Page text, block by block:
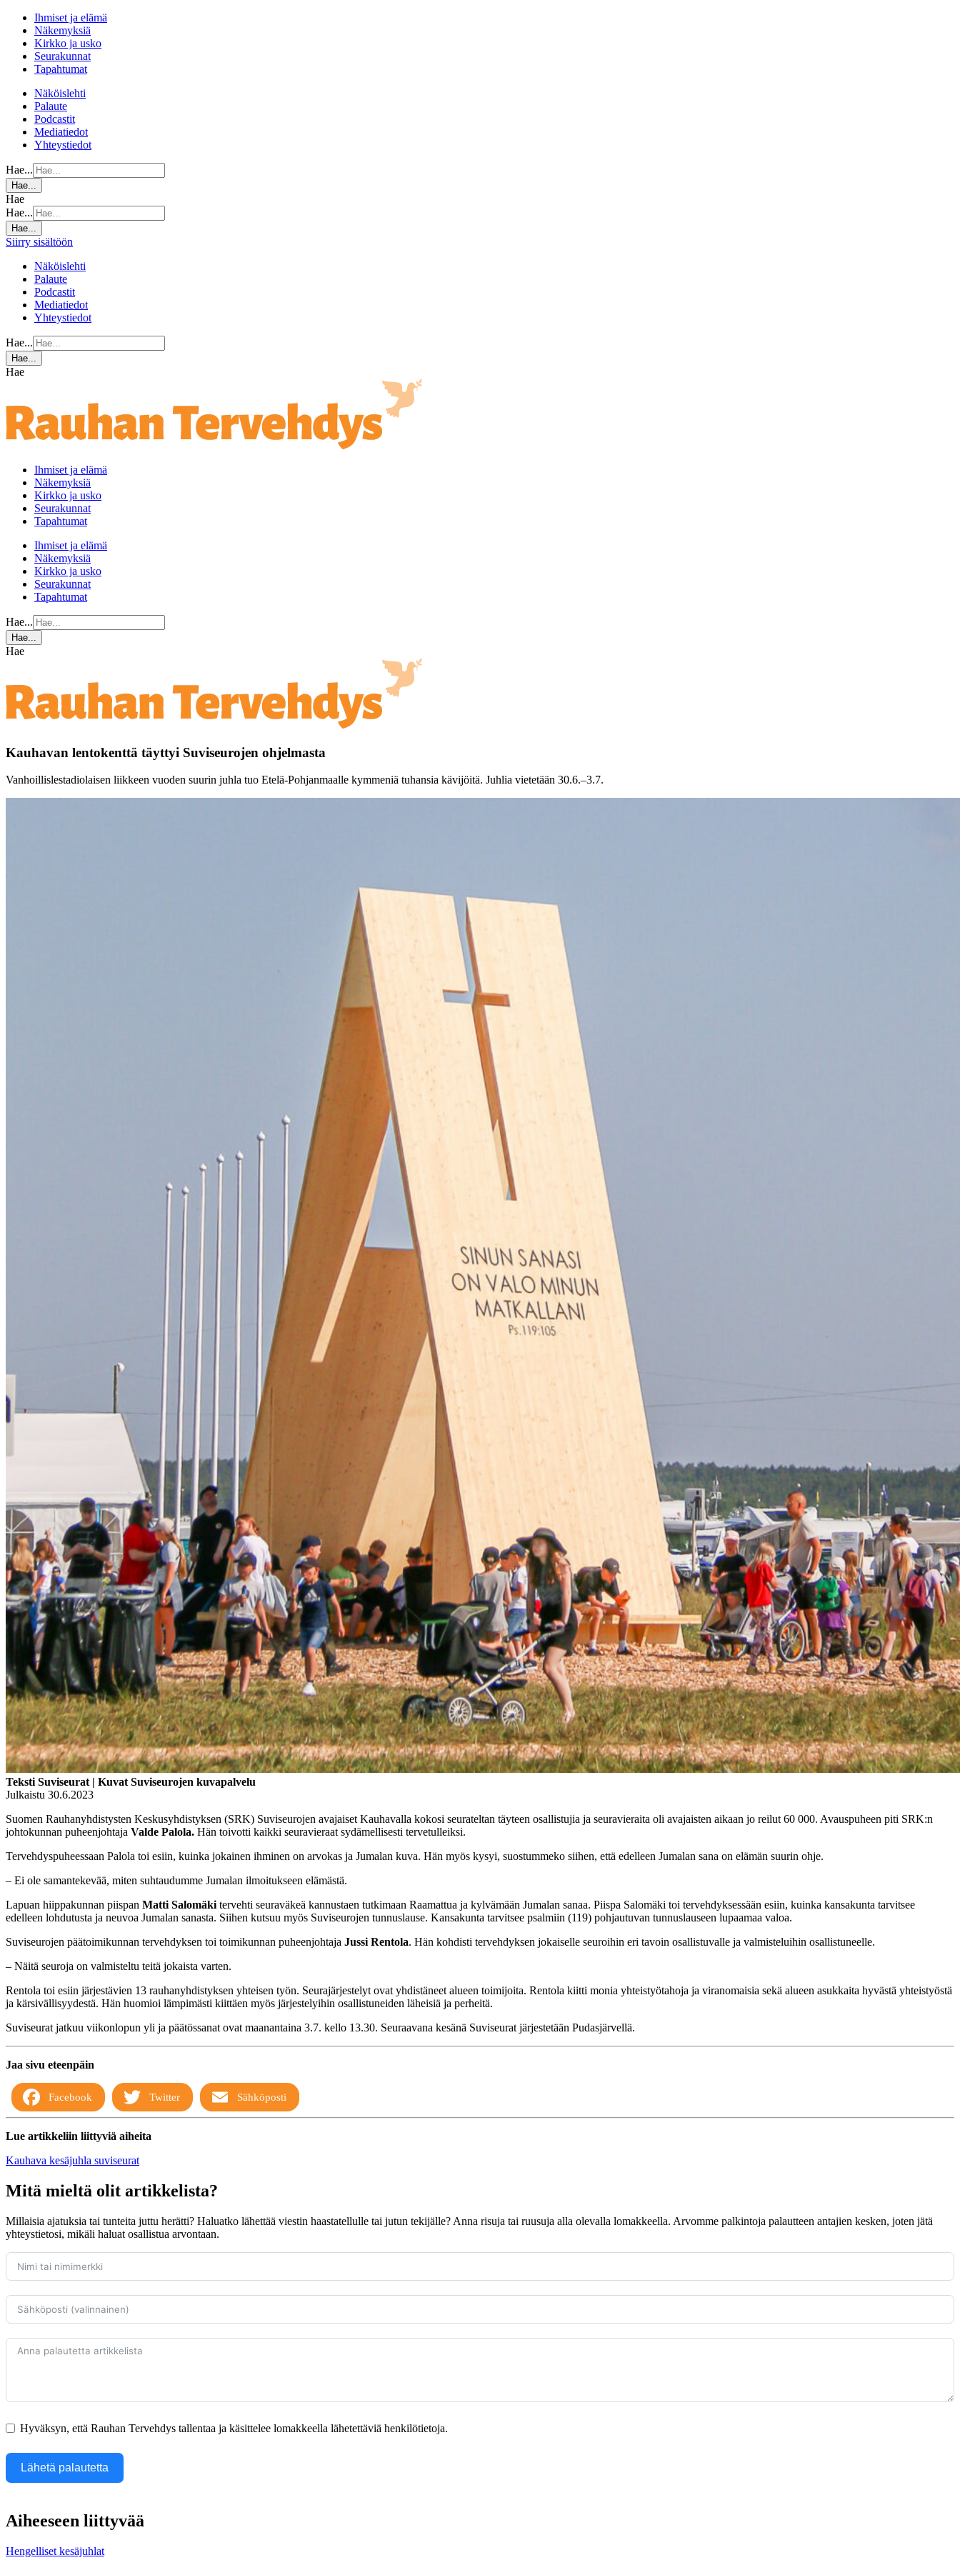
Ihmiset ja elämä
Näkemyksiä
Kirkko ja usko
Seurakunnat
Tapahtumat
Näköislehti
Palaute
Podcastit
Mediatiedot
Yhteystiedot
Hae...
Hae...
Hae
Hae...
Hae...
Siirry sisältöön
Näköislehti
Palaute
Podcastit
Mediatiedot
Yhteystiedot
Hae...
Hae...
Hae
Ihmiset ja elämä
Näkemyksiä
Kirkko ja usko
Seurakunnat
Tapahtumat
Ihmiset ja elämä
Näkemyksiä
Kirkko ja usko
Seurakunnat
Tapahtumat
Hae...
Hae...
Hae
Kauhavan lentokenttä täyttyi Suviseurojen ohjelmasta
Vanhoillislestadiolaisen liikkeen vuoden suurin juhla tuo Etelä-Pohjanmaalle kymmeniä tuhansia kävijöitä. Juhlia vietetään 30.6.–3.7.
Teksti Suviseurat | Kuvat Suviseurojen kuvapalvelu
Julkaistu 30.6.2023
Suomen Rauhanyhdistysten Keskusyhdistyksen (SRK) Suviseurojen avajaiset Kauhavalla kokosi seurateltan täyteen osallistujia ja seuravieraita oli avajaisten aikaan jo reilut 60 000. Avauspuheen piti SRK:n
johtokunnan puheenjohtaja Valde Palola. Hän toivotti kaikki seuravieraat sydämellisesti tervetulleiksi.
Tervehdyspuheessaan Palola toi esiin, kuinka jokainen ihminen on arvokas ja Jumalan kuva. Hän myös kysyi, suostummeko siihen, että edelleen Jumalan sana on elämän suurin ohje.
– Ei ole samantekevää, miten suhtaudumme Jumalan ilmoitukseen elämästä.
Lapuan hiippakunnan piispan Matti Salomäkitervehti seuraväkeä kannustaen tutkimaan Raamattua ja kylvämään Jumalan sanaa. Piispa Salomäki toi tervehdyksessään esiin, kuinka kansakunta tarvitsee
edelleen lohdutusta ja neuvoa Jumalan sanasta. Siihen kutsuu myös Suviseurojen tunnuslause. Kansakunta tarvitsee psalmiin (119) pohjautuvan tunnuslauseen lupaamaa valoa.
Suviseurojen päätoimikunnan tervehdyksen toi toimikunnan puheenjohtaja Jussi Rentola. Hän kohdisti tervehdyksen jokaiselle seuroihin eri tavoin osallistuvalle ja valmisteluihin osallistuneelle.
– Näitä seuroja on valmisteltu teitä jokaista varten.
Rentola toi esiin järjestävien 13 rauhanyhdistyksen yhteisen työn. Seurajärjestelyt ovat yhdistäneet alueen toimijoita. Rentola kiitti monia yhteistyötahoja ja viranomaisia sekä alueen asukkaita hyvästä yhteistyöstä
ja kärsivällisyydestä. Hän huomioi lämpimästi kiittäen myös järjestelyihin osallistuneiden läheisiä ja perheitä.
Suviseurat jatkuu viikonlopun yli ja päätössanat ovat maanantaina 3.7. kello 13.30. Seuraavana kesänä Suviseurat järjestetään Pudasjärvellä.
Jaa sivu eteenpäin
Facebook Twitter Sähköposti
Lue artikkeliin liittyviä aiheita
Kauhava kesäjuhla suviseurat
Mitä mieltä olit artikkelista?
Millaisia ajatuksia tai tunteita juttu herätti? Haluatko lähettää viestin haastatellulle tai jutun tekijälle? Anna risuja tai ruusuja alla olevalla lomakkeella. Arvomme palkintoja palautteen antajien kesken, joten jätä
yhteystietosi, mikäli haluat osallistua arvontaan.
Hyväksyn, että Rauhan Tervehdys tallentaa ja käsittelee lomakkeella lähetettäviä henkilötietoja.
Lähetä palautetta
Aiheeseen liittyvää
Hengelliset kesäjuhlat